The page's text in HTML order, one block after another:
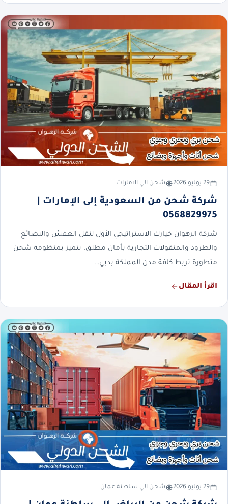
29 يوليو 2026 شحن الي الامارات
شركة شحن من السعودية إلى الإمارات |
0568829975
شركة الرهوان خيارك الاستراتيجي الأول لنقل العفش والبضائع
والطرود والمنقولات التجارية بأمان مطلق. نتميز بمنظومة شحن
متطورة تربط كافة مدن المملكة بدبي…
اقرأ المقال
29 يوليو 2026 شحن الي سلطنة عمان